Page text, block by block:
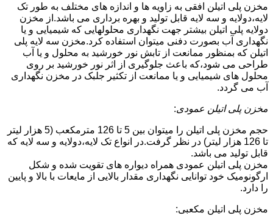
مخزن پلی اتیلن افقی به زاویه ها و اندازه های مختلف به طور تک
لایه،دولایه و سه لایه قابل تولید و بهره برداری می باشد.از مخزن
دولایه پلی اتیلن بیشتر جهت نگهداری محلولهایی که شیمیایی و یا
نگهداری آب بصورت دفنی میتوان استفاده کرد.مخزن سه لایه پلی
اتیلن که بمنظور ممانعت از تابش نور خورشید به محلول و یا آب
طراحی می شود،که باعث جلوگیری از اثر نور خورشید بر روی
محلول های شیمیایی و یا ممانعت از تکثیر جلبک در مخزن نگهداری
آب می گردد.
مخزن پلی اتیلن عمودی:
حجم مخزن پلی اتیلن را میتوان بین 5 تا 126 مترمکعب (5 هزار لیتر
تا 126 هزار لیتر) در نظر گرفت.در انواع تک لایه،دولایه و سه لایه که
قابل تولید می باشد.
مخزن پلی اتیلن عمودی همراه دیواره های تقویت شده و شکل
ارگونومیک خود توانایی نگهداری مقدار بالایی از مایعات با بالا و پایین
را دارد.
مخزن پلی اتیلن مکعبی: